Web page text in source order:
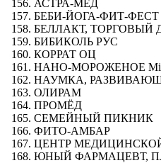
АСТРА-МЕД
БЕБИ-ЙОГА-ФИТ-ФЕСТ
БЕЛЛАКТ, ТОРГОВЫЙ
БИБИКОЛЬ РУС
КОРРАТ ОЦ
НАНО-МОРОЖЕНОЕ
НАУМКА,
ОЛИРАМ
ПРОМЁД
СЕМЕЙНЫЙ ПИКНИК
ФИТО-АМБАР
ЦЕНТР
ЮНЫЙ ФАРМАЦЕВТ,